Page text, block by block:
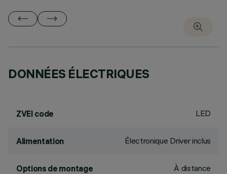
DONNÉES ÉLECTRIQUES
ZVEI code LED
Alimentation Électronique Driver inclus
Options de montage À distance